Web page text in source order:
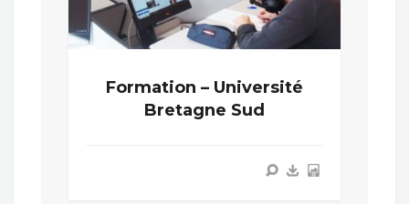
Formation – Université
Bretagne Sud